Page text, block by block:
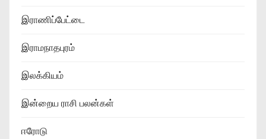
இராணிப்பேட்டை
இராமநாதபுரம்
இலக்கியம்
இன்றைய ராசி பலன்கள்
ஈரோடு